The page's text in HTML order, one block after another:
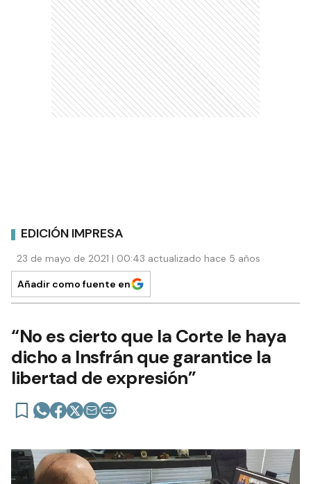
EDICIÓN IMPRESA
23 de mayo de 2021 | 00:43 actualizado hace 5 años
Añadir como fuente en
“No es cierto que la Corte le haya
dicho a Insfrán que garantice la
libertad de expresión”